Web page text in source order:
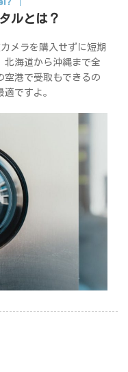
ルとは？
メラを購入せずに短期
北海道から沖縄まで全
空港で受取もできるの
ですよ。